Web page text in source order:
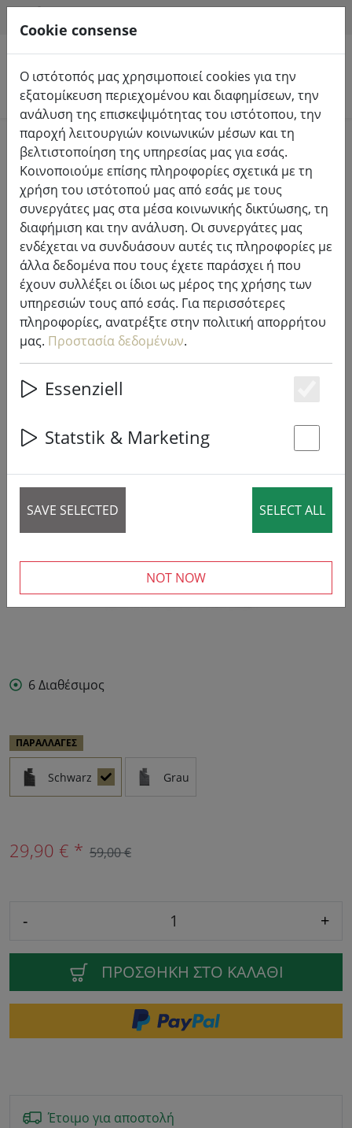
Αναζήτηση προϊόντων
Home %Πώληση
Zone Denmark κλινοσκεπάσματα
Comfetti 140x200cm / 60x63cm
μαύρο
49% DISCOUNT
6 Διαθέσιμος
ΠΑΡΑΛΛΑΓΈΣ
Schwarz Grau
29,90 € * 59,00 €
- +
ΠΡΟΣΘΉΚΗ ΣΤΟ ΚΑΛΆΘΙ
Έτοιμο για αποστολή
Cookie consense
Ο ιστότοπός μας χρησιμοποιεί cookies για την
εξατομίκευση περιεχομένου και διαφημίσεων, την
ανάλυση της επισκεψιμότητας του ιστότοπου, την
παροχή λειτουργιών κοινωνικών μέσων και τη
βελτιστοποίηση της υπηρεσίας μας για εσάς.
Κοινοποιούμε επίσης πληροφορίες σχετικά με τη
χρήση του ιστότοπού μας από εσάς με τους
συνεργάτες μας στα μέσα κοινωνικής δικτύωσης, τη
διαφήμιση και την ανάλυση. Οι συνεργάτες μας
ενδέχεται να συνδυάσουν αυτές τις πληροφορίες με
άλλα δεδομένα που τους έχετε παράσχει ή που
έχουν συλλέξει οι ίδιοι ως μέρος της χρήσης των
υπηρεσιών τους από εσάς. Για περισσότερες
πληροφορίες, ανατρέξτε στην πολιτική απορρήτου
μας. Προστασία δεδομένων.
Essenziell
Statstik & Marketing
SAVE SELECTED SELECT ALL
NOT NOW